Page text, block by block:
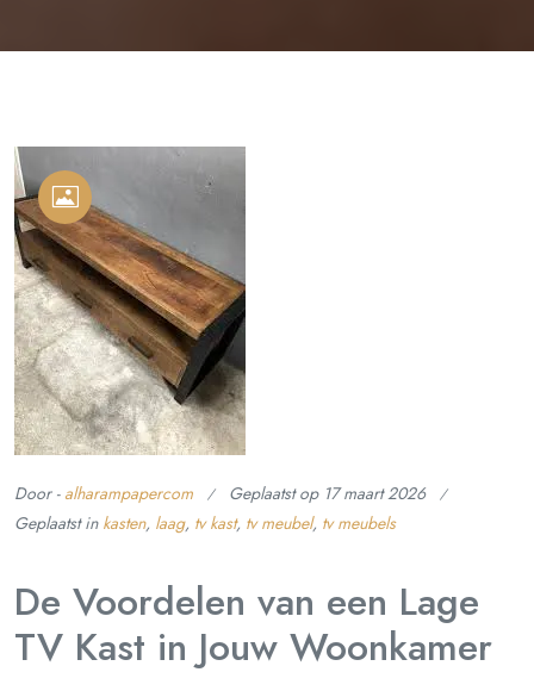
Door - alharampapercom Geplaatst op 17 maart 2026
Geplaatst in kasten, laag, tv kast, tv meubel, tv meubels
De Voordelen van een Lage
TV Kast in Jouw Woonkamer